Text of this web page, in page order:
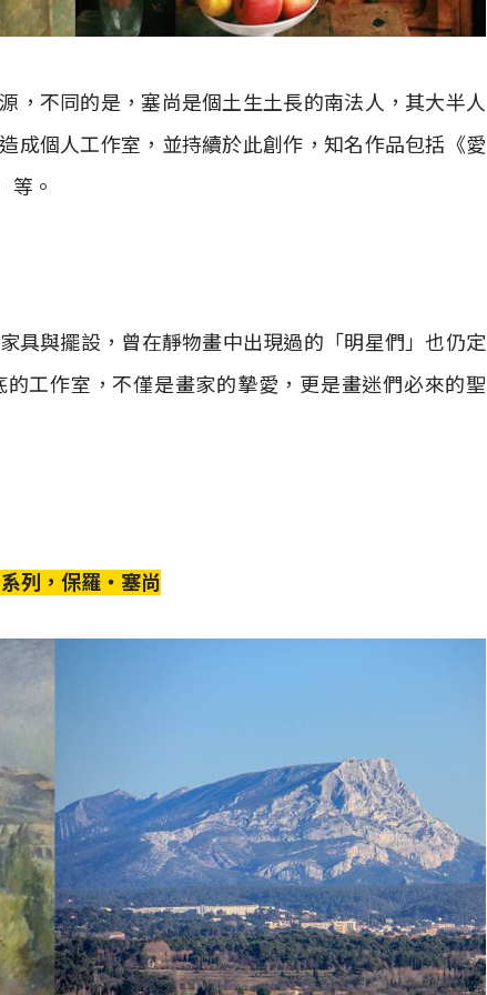
，不同的是，塞尚是個土生土長的南法人，其大半人
成個人工作室，並持續於此創作，知名作品包括《愛
等。
具與擺設，曾在靜物畫中出現過的「明星們」也仍定
工作室，不僅是畫家的摯愛，更是畫迷們必來的聖
列，保羅‧塞尚